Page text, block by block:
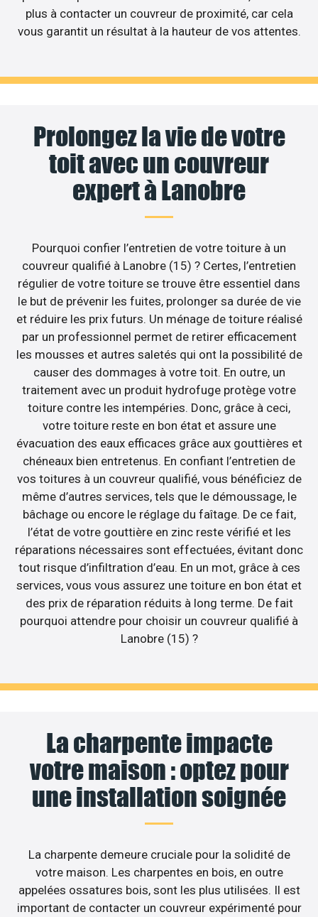
plus à contacter un couvreur de proximité, car cela
vous garantit un résultat à la hauteur de vos attentes.
Prolongez la vie de votre
toit avec un couvreur
expert à Lanobre
Pourquoi confier l’entretien de votre toiture à un
couvreur qualifié à Lanobre (15) ? Certes, l’entretien
régulier de votre toiture se trouve être essentiel dans
le but de prévenir les fuites, prolonger sa durée de vie
et réduire les prix futurs. Un ménage de toiture réalisé
par un professionnel permet de retirer efficacement
les mousses et autres saletés qui ont la possibilité de
causer des dommages à votre toit. En outre, un
traitement avec un produit hydrofuge protège votre
toiture contre les intempéries. Donc, grâce à ceci,
votre toiture reste en bon état et assure une
évacuation des eaux efficaces grâce aux gouttières et
chéneaux bien entretenus. En confiant l’entretien de
vos toitures à un couvreur qualifié, vous bénéficiez de
même d’autres services, tels que le démoussage, le
bâchage ou encore le réglage du faîtage. De ce fait,
l’état de votre gouttière en zinc reste vérifié et les
réparations nécessaires sont effectuées, évitant donc
tout risque d’infiltration d’eau. En un mot, grâce à ces
services, vous vous assurez une toiture en bon état et
des prix de réparation réduits à long terme. De fait
pourquoi attendre pour choisir un couvreur qualifié à
Lanobre (15) ?
La charpente impacte
votre maison : optez pour
une installation soignée
La charpente demeure cruciale pour la solidité de
votre maison. Les charpentes en bois, en outre
appelées ossatures bois, sont les plus utilisées. Il est
important de contacter un couvreur expérimenté pour